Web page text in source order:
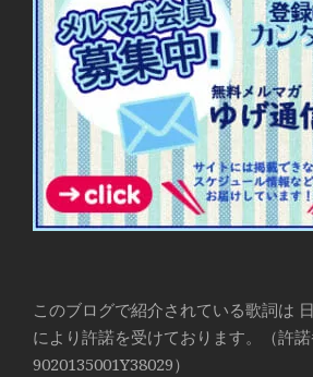
このブログで紹介されている歌詞は
により許諾を受けております。（許
9020135001Y38029）